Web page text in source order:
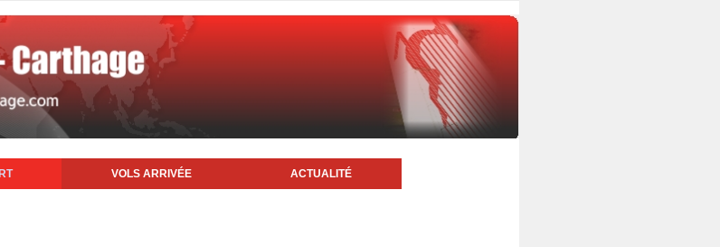
VOLS ARRIVÉE ACTUALITÉ